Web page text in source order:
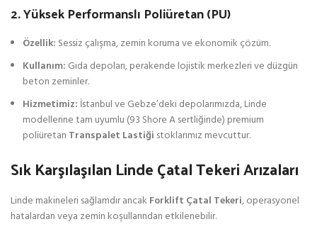
2. Yüksek Performanslı Poliüretan (PU)
Özellik: Sessiz çalışma, zemin koruma ve ekonomik çözüm.
Kullanım: Gıda depoları, perakende lojistik merkezleri ve düzgün
beton zeminler.
Hizmetimiz: İstanbul ve Gebze’deki depolarımızda, Linde
modellerine tam uyumlu (93 Shore A sertliğinde) premium
poliüretan Transpalet Lastiği stoklarımız mevcuttur.
Sık Karşılaşılan Linde Çatal Tekeri Arızaları
Linde makineleri sağlamdır ancak Forklift Çatal Tekeri, operasyonel
hatalardan veya zemin koşullarından etkilenebilir.